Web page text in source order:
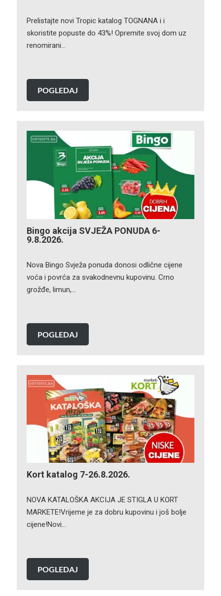
Prelistajte novi Tropic katalog TOGNANA i i
skoristite popuste do 43%! Opremite svoj dom uz
renomirani…
POGLEDAJ
Bingo akcija SVJEŽA PONUDA 6-
9.8.2026.
Nova Bingo Svježa ponuda donosi odlične cijene
voća i povrća za svakodnevnu kupovinu. Crno
grožđe, limun,…
POGLEDAJ
Kort katalog 7-26.8.2026.
NOVA KATALOŠKA AKCIJA JE STIGLA U KORT
MARKETE!Vrijeme je za dobru kupovinu i još bolje
cijene!Novi…
POGLEDAJ